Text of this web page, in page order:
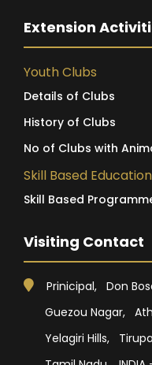
Extension
Youth Clubs
Details of Clubs
History of Clubs
No of Clubs with
Skill Based Education
Skill Based
Visiting Contact
Prinicipal, Don
Guezou Nagar,
Yelagiri Hills,